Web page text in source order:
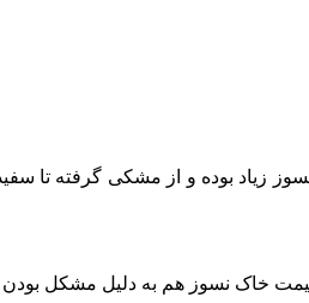
بوده و از مشکی گرفته تا
خاک نسوز هم به دلیل مشکل بودن